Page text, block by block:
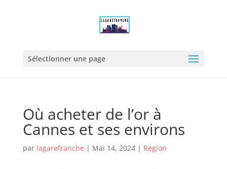
Sélectionner une page
Où acheter de l’or à
Cannes et ses environs
par lagarefranche | Mai 14, 2024| Région